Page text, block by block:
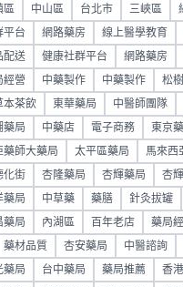
區 中山區 台北市 三峽區
平台 網路藥房 線上醫學教育
配送 健康社群平台 網路藥房
經營 中藥製作 中藥製作 松
本茶飲 東華藥局 中醫師團隊
藥局 中藥店 電子商務 東京
藥師大藥局 太平區藥局 馬來西
化街 杏隆藥局 杏輝藥局 杏
藥局 中草藥 藥膳 針灸拔罐
藥局 內湖區 百年老店 藥局
藥材品質 杏安藥局 中醫諮詢
藥局 台中藥局 藥局推薦 香